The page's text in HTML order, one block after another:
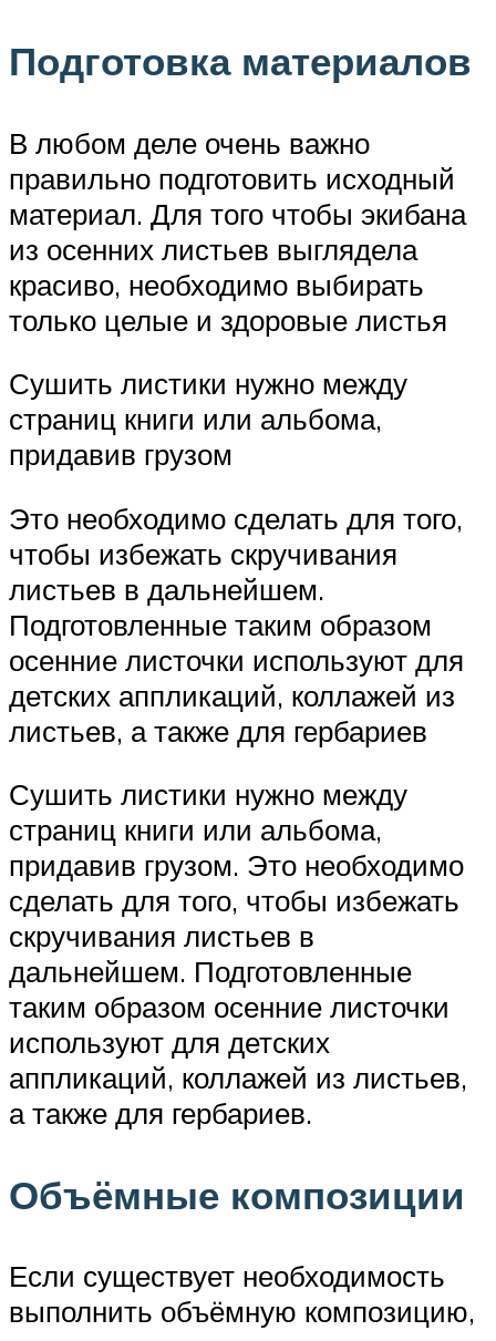
Подготовка материалов
В любом деле очень важно
правильно подготовить исходный
материал. Для того чтобы экибана
из осенних листьев выглядела
красиво, необходимо выбирать
только целые и здоровые листья
Сушить листики нужно между
страниц книги или альбома,
придавив грузом
Это необходимо сделать для того,
чтобы избежать скручивания
листьев в дальнейшем.
Подготовленные таким образом
осенние листочки используют для
детских аппликаций, коллажей из
листьев, а также для гербариев
Сушить листики нужно между
страниц книги или альбома,
придавив грузом. Это необходимо
сделать для того, чтобы избежать
скручивания листьев в
дальнейшем. Подготовленные
таким образом осенние листочки
используют для детских
аппликаций, коллажей из листьев,
а также для гербариев.
Объёмные композиции
Если существует необходимость
выполнить объёмную композицию,